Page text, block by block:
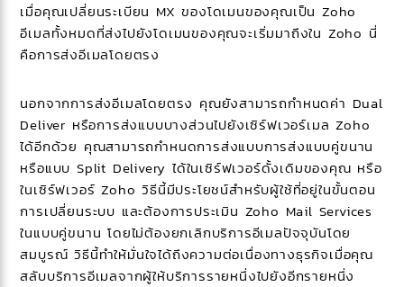
เมื่อคุณเปลี่ยนระเบียน MX ของโดเมนของคุณเป็น Zoho
อีเมลทั้งหมดที่ส่งไปยังโดเมนของคุณจะเริ่มมาถึงใน Zoho นี่
คือการส่งอีเมลโดยตรง
นอกจากการส่งอีเมลโดยตรง คุณยังสามารถกำหนดค่า Dual
Deliver หรือการส่งแบบบางส่วนไปยังเซิร์ฟเวอร์เมล Zoho
ได้อีกด้วย คุณสามารถกำหนดการส่งแบบการส่งแบบคู่ขนาน
หรือแบบ Split Delivery ได้ในเซิร์ฟเวอร์ดั้งเดิมของคุณ หรือ
ในเซิร์ฟเวอร์ Zoho วิธีนี้มีประโยชน์สำหรับผู้ใช้ที่อยู่ในขั้นตอน
การเปลี่ยนระบบ และต้องการประเมิน Zoho Mail Services
ในแบบคู่ขนาน โดยไม่ต้องยกเลิกบริการอีเมลปัจจุบันโดย
สมบูรณ์ วิธีนี้ทำให้มั่นใจได้ถึงความต่อเนื่องทางธุรกิจเมื่อคุณ
สลับบริการอีเมลจากผู้ให้บริการรายหนึ่งไปยังอีกรายหนึ่ง